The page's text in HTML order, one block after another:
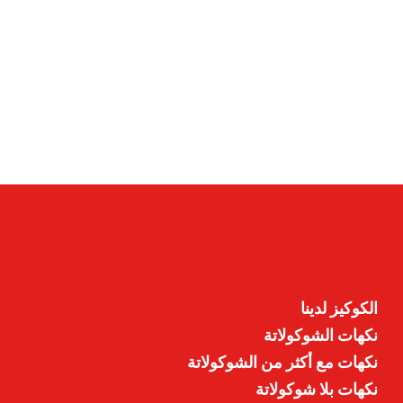
الكوكيز لدينا
نكهات الشوكولاتة
نكهات مع أكثر من الشوكولاتة
نكهات بلا شوكولاتة